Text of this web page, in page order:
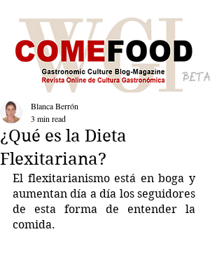
BETA
¿Qué es la Dieta
Flexitariana?
Blanca Berrón
3 min read
El flexitarianismo está en boga y
aumentan día a día los seguidores
de esta forma de entender la
comida.